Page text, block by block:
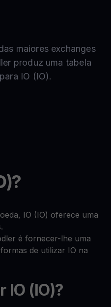
maiores exchanges
produz uma tabela
IO (IO).
IO (IO) oferece uma
é fornecer-lhe uma
de utilizar IO na
IO (IO)?